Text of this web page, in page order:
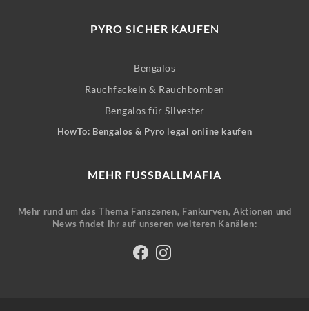
PYRO SICHER KAUFEN
Bengalos
Rauchfackeln & Rauchbomben
Bengalos für Silvester
HowTo: Bengalos & Pyro legal online kaufen
MEHR FUSSBALLMAFIA
Mehr rund um das Thema Fanszenen, Fankurven, Aktionen und
News findet ihr auf unseren weiteren Kanälen: